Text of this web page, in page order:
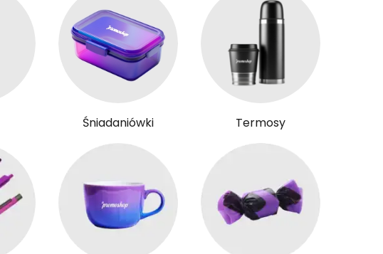
Śniadaniówki Termosy